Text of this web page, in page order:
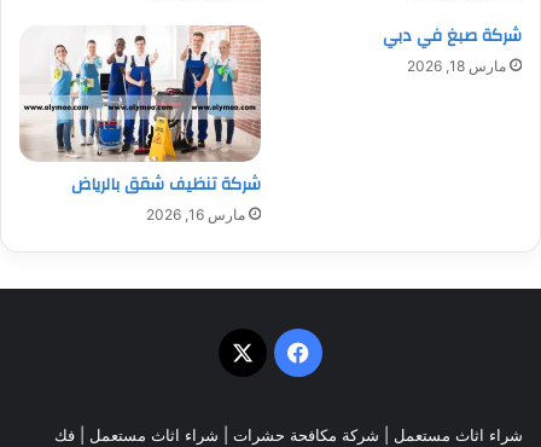
شركة صبغ في دبي
مارس 18, 2026
شركة تنظيف شقق بالرياض
مارس 16, 2026
فيسبوك
‫X
شراء اثاث مستعمل شركة مكافحة حشرات شراء اثاث مستعمل
فك